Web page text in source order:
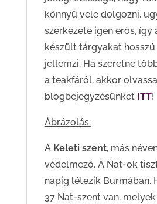
könnyű vele dolgozni,
szerkezete igen erős, így
készült tárgyakat
jellemzi. Ha szeretne
a teakfáról, akkor
blogbejegyzésünket ITT!
Ábrázolás:
A Keleti szent, más
védelmező. A Nat-ok
napig létezik Burmában.
37 Nat-szent van,